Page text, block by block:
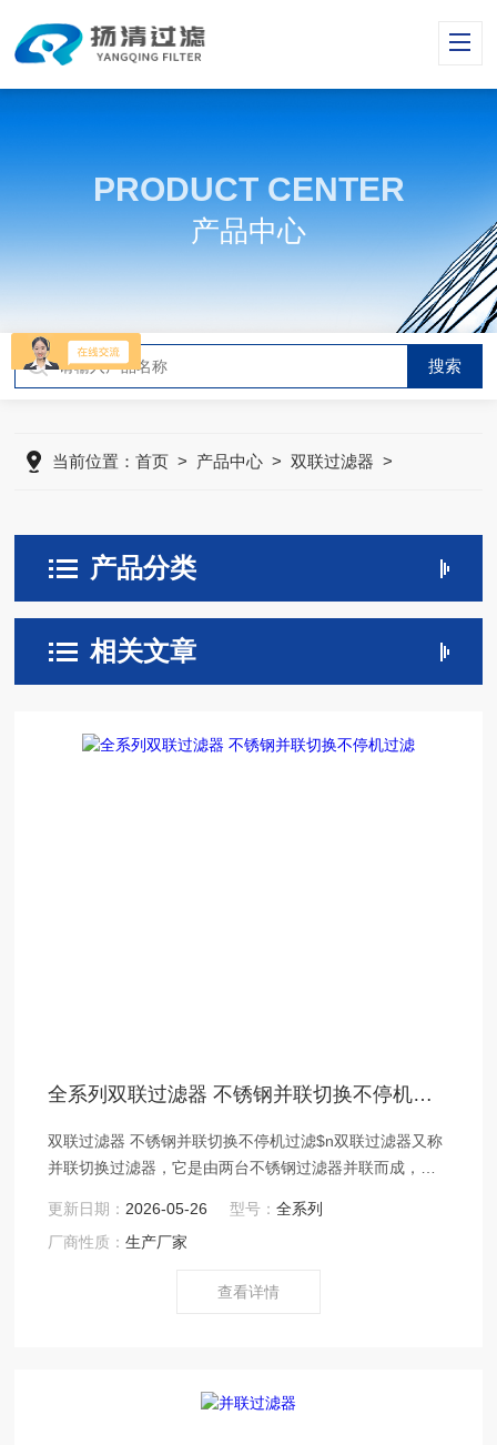
PRODUCT CENTER
产品中心
当前位置：首页 > 产品中心 >双联过滤器 >
产品分类
相关文章
全系列双联过滤器 不锈钢并联切换不停机过滤
双联过滤器 不锈钢并联切换不停机过滤$n双联过滤器又称
并联切换过滤器，它是由两台不锈钢过滤器并联而成，也
在一个机座上。清洗过滤器时不必停车，保证其连续工
作，是不停车生产线过滤装置的较好选择。具有结构新颖
用范围广泛、适应性强的多用途过滤设备。
更新日期： 2026-05-26 型号：全系列
厂商性质：生产厂家
查看详情